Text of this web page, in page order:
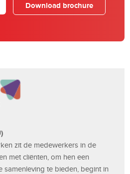
Download brochure
zit de medewerkers in de
met cliënten, om hen een
samenleving te bieden, begint in